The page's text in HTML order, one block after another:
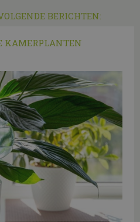
BERICHTEN:
KAMERPLANTEN